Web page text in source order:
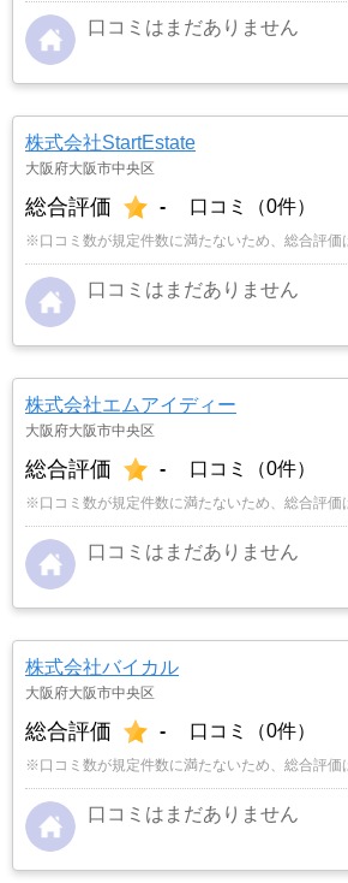
口コミはまだありません
株式会社StartEstate
大阪府大阪市中央区
総合評価 - 口コミ（0件）
※口コミ数が規定件数に満たないため、総合評価
口コミはまだありません
株式会社エムアイディー
大阪府大阪市中央区
総合評価 - 口コミ（0件）
※口コミ数が規定件数に満たないため、総合評価
口コミはまだありません
株式会社バイカル
大阪府大阪市中央区
総合評価 - 口コミ（0件）
※口コミ数が規定件数に満たないため、総合評価
口コミはまだありません